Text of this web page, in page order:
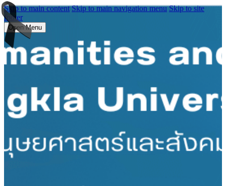
Skip to main content Skip to main navigation menu Skip to site
footer
Open Menu